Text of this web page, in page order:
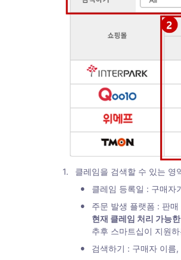
1. 클레임을 검색할 수 있는 영
• 클레임 등록일 : 구매자
•
추후 스마트십이 지원
• 검색하기 : 구매자 이름